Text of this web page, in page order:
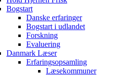
Bogstart
Danske erfaringer
Bogstart i udlandet
Forskning
Evaluering
Danmark Læser
Erfaringsopsamling
Læsekommuner